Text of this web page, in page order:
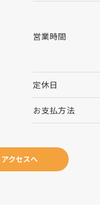
営業時間
定休日
お支払方法
アクセスへ